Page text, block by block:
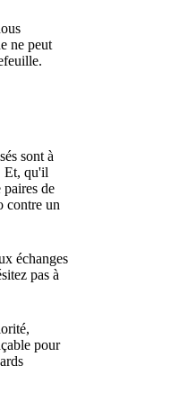
ne peut
sont à
Et, qu'il
paires de
contre un
échanges
pas à
pour